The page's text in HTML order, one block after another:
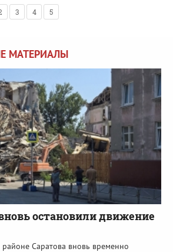
3 4 5
МАТЕРИАЛЫ
остановили движение
Саратова вновь временно